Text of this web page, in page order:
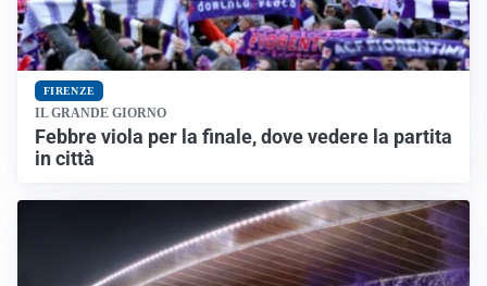
FIRENZE
IL GRANDE GIORNO
Febbre viola per la finale, dove vedere la partita
in città